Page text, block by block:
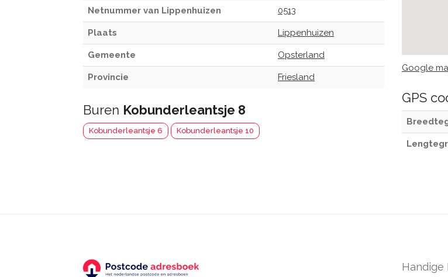
Netnummer van Lippenhuizen 0513
Plaats Lippenhuizen
Gemeente Opsterland
Provincie Friesland
Buren Kobunderleantsje 8
Kobunderleantsje 6 Kobunderleantsje 10
Google
GPS
Handige